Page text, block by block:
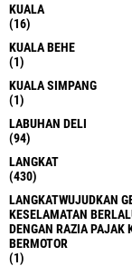
KUALA
(16)
KUALA BEHE
(1)
KUALA SIMPANG
(1)
LABUHAN DELI
(94)
LANGKAT
(430)
LANGKATWUJUDKAN
KESELAMATAN
DENGAN RAZIA PAJAK
BERMOTOR
(1)